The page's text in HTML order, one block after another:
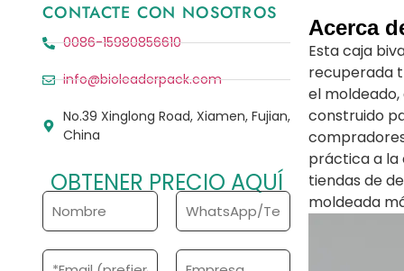
CONTACTE CON NOSOTROS
0086-15980856610
info@bioleaderpack.com
No.39 Xinglong Road, Xiamen, Fujian,
China
OBTENER PRECIO AQUÍ
N
m
b
T
l
é
C
E
Acerca
Esta caja
recuperada
el moldeado,
construido
práctica a la
tiendas de
moldeada